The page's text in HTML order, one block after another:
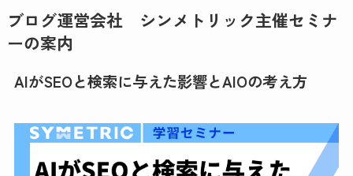
ブログ運営会社 シンメトリック主催セミナ
ーの案内
AIがSEOと検索に与えた影響とAIOの考え方